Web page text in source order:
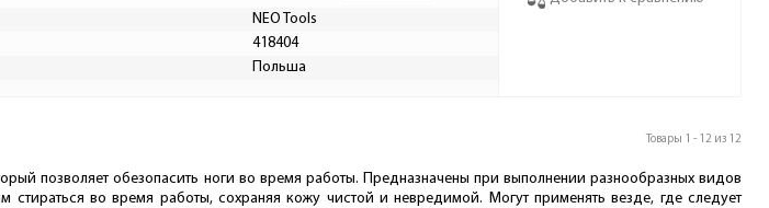
NEO Tools
418404
Польша
Товары 1 - 12 из 12
позволяет обезопасить ноги во время работы. Предназначены при выполнении разнообразных видов
стираться во время работы, сохраняя кожу чистой и невредимой. Могут применять везде, где следует